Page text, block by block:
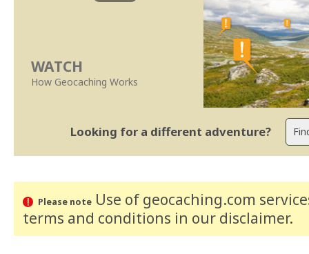
WATCH
How Geocaching Works
Looking for a different adventure?
Please noteUse of geocaching.com
terms and conditions in our disclaimer.